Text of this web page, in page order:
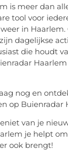
is meer dan
tool voor
in Haarlem.
dagelijkse
die houdt
nog en
op Buienradar
van je
je helpt
ook brengt!